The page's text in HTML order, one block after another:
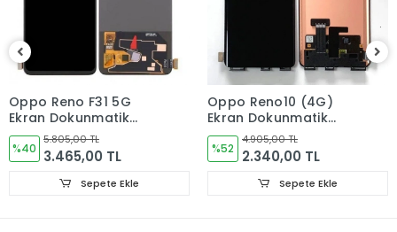
Ürün Değişimlerinde KARGO bedeli Bize aittir.Ürün
iadelerinde Kargo Bedelleri Müşteriye yansıtılır.
Ürün Değişimler "Garanti ve iade" Kısmını takip ediniz.
Ekran Türü ÇITASIZ
Oppo Reno F31 5G
Ekran Dokunmatik
Cam ORJINAL
%40
5.805,00 TL
3.465,00 TL
Sepete Ekle
Oppo Reno10 (4G)
Ekran Dokunmatik
Cam ORJINAL
%52
4.905,00 TL
2.340,00 TL
Sepete Ekle